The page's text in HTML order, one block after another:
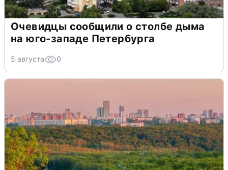
Очевидцы сообщили о столбе дыма
на юго-западе Петербурга
5 августа 0